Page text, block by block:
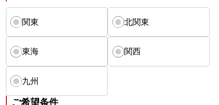
関東 北関東
東海 関西
九州
ご希望条件